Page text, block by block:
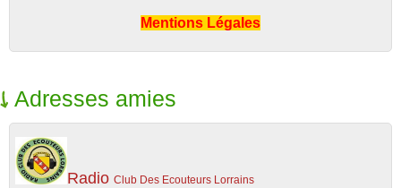
Mentions Légales
Adresses amies
Radio Club Des Ecouteurs Lorrains